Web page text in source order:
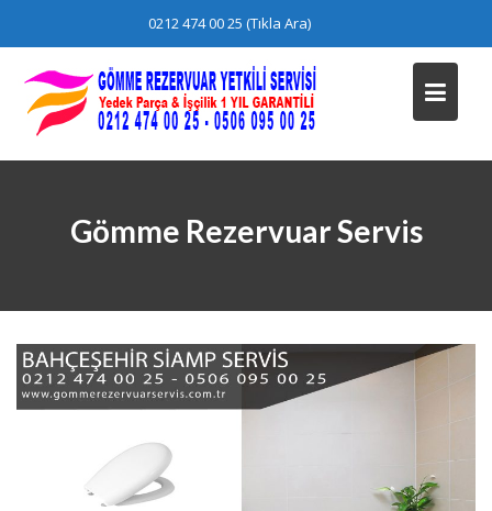
content
0212 474 00 25 (Tıkla Ara)
Gömme Rezervuar Servis